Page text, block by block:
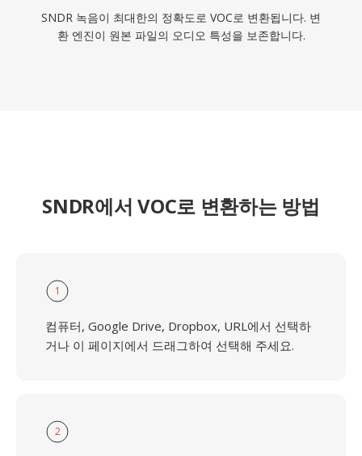
SNDR 녹음이 최대한의 정확도로 VOC로 변환됩니다. 변
환 엔진이 원본 파일의 오디오 특성을 보존합니다.
SNDR에서 VOC로 변환하는 방법
1
컴퓨터, Google Drive, Dropbox, URL에서 선택하
거나 이 페이지에서 드래그하여 선택해 주세요.
2